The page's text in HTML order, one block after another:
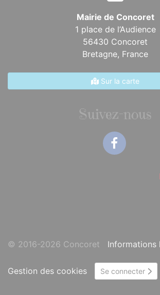
Mairie de Concoret
1 place de l’Audience
56430 Concoret
Bretagne, France
Sur la carte
Suivez-nous
© 2016-2026 Concoret Informations
Gestion des cookies Se connecter